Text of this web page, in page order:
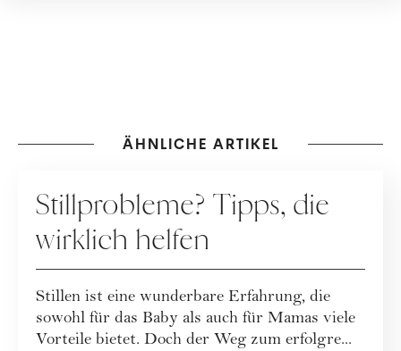
ÄHNLICHE ARTIKEL
Stillprobleme? Tipps, die
wirklich helfen
Stillen ist eine wunderbare Erfahrung, die
sowohl für das Baby als auch für Mamas viele
Vorteile bietet. Doch der Weg zum erfolgre...